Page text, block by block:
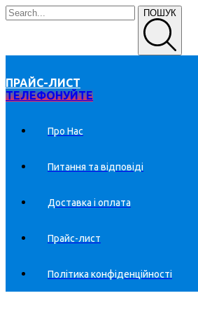
ПОШУК
ПРАЙС-ЛИСТ
ТЕЛЕФОНУЙТЕ
Про Нас
Питання та відповіді
Доставка і оплата
Прайс-лист
Політика конфіденційності